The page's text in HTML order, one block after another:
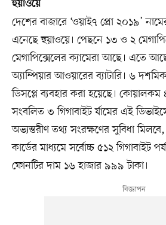
হুয়াওয়ে
দেশের বাজারে ‘ওয়াই৭ প্রো ২০১৯’
এনেছে হুয়াওয়ে। পেছনে ১৩ ও ২
মেগাপিক্সেলের ক্যামেরা আছে। এতে
অ্যাম্পিয়ার আওয়ারের ব্যাটারি। ৬
ডিসপ্লে ব্যবহার করা হয়েছে।
সংবলিত ৩ গিগাবাইট র্যামের এই
অভ্যন্তরীণ তথ্য সংরক্ষণের সুবিধা
কার্ডের মাধ্যমে সর্বোচ্চ ৫১২ গিগাবাইট
ফোনটির দাম ১৬ হাজার ৯৯৯ টাকা।